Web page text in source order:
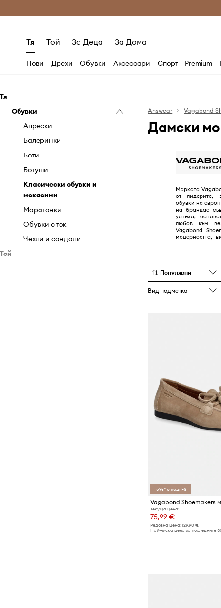
Безплатни
Тя Той За Деца За Дома
Нови Дрехи Обувки Аксесоари Спорт Premium
Тя
Обувки
Апрески
Балеринки
Боти
Ботуши
Класически обувки и
мокасини
Маратонки
Обувки с ток
Чехли и сандали
Той
Answear Vagabond
Дамски
Марката
от лидерите,
обувки на
на брандае
успеха,
любов към
Vagabond
модерността,
създадена с
Популярни
Вид подметка
-5%* с код: FS
Текуща цена:
75,99 €
Редовна цена: 129,90 €
Най-ниска цена за последните